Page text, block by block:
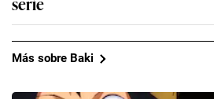
Más sobre Baki